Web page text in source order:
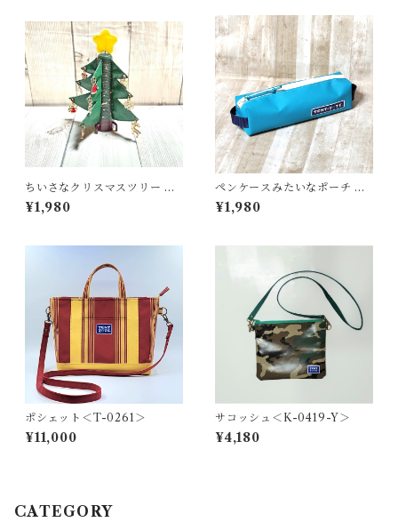
ちいさなクリスマスツリー ＜
K-0691＞
¥1,980
ペンケースみたいなポーチ ＜
K-0664＞
¥1,980
ポシェット＜T-0261＞
¥11,000
サコッシュ＜K-0419-Y＞
¥4,180
CATEGORY